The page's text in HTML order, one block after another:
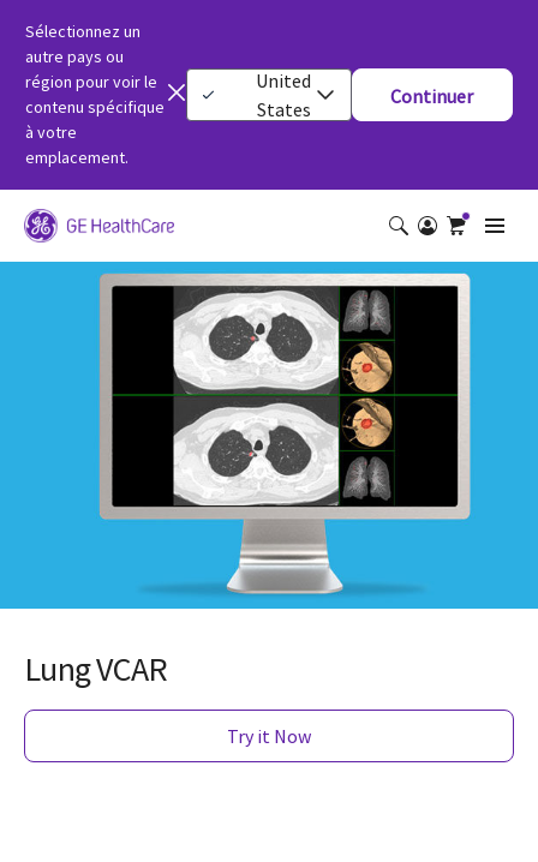
Sélectionnez un
autre pays ou
région pour voir le
contenu spécifique
à votre
emplacement.
United
States
Continuer
Lung VCAR
Try it Now